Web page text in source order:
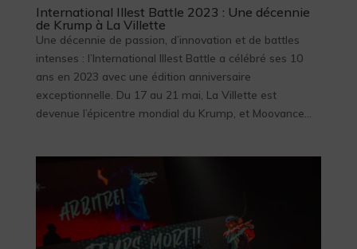
International Illest Battle 2023 : Une décennie
de Krump à La Villette
Une décennie de passion, d’innovation et de battles
intenses : l’International Illest Battle a célébré ses 10
ans en 2023 avec une édition anniversaire
exceptionnelle. Du 17 au 21 mai, La Villette est
devenue l’épicentre mondial du Krump, et Moovance...